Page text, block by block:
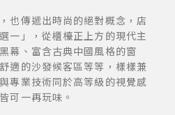
也傳遞出時尚的絕對概念，店
一」，從櫃檯正上方的現代主
幕、富含古典中國風格的窗
適的沙發候客區等等，樣樣兼
專業技術同於高等級的視覺感
可一再玩味。